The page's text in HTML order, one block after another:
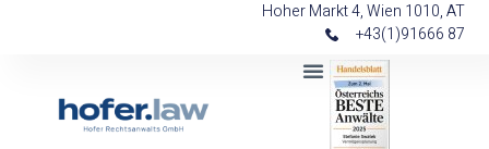
Hoher Markt 4, Wien 1010, AT
+43(1)91666 87